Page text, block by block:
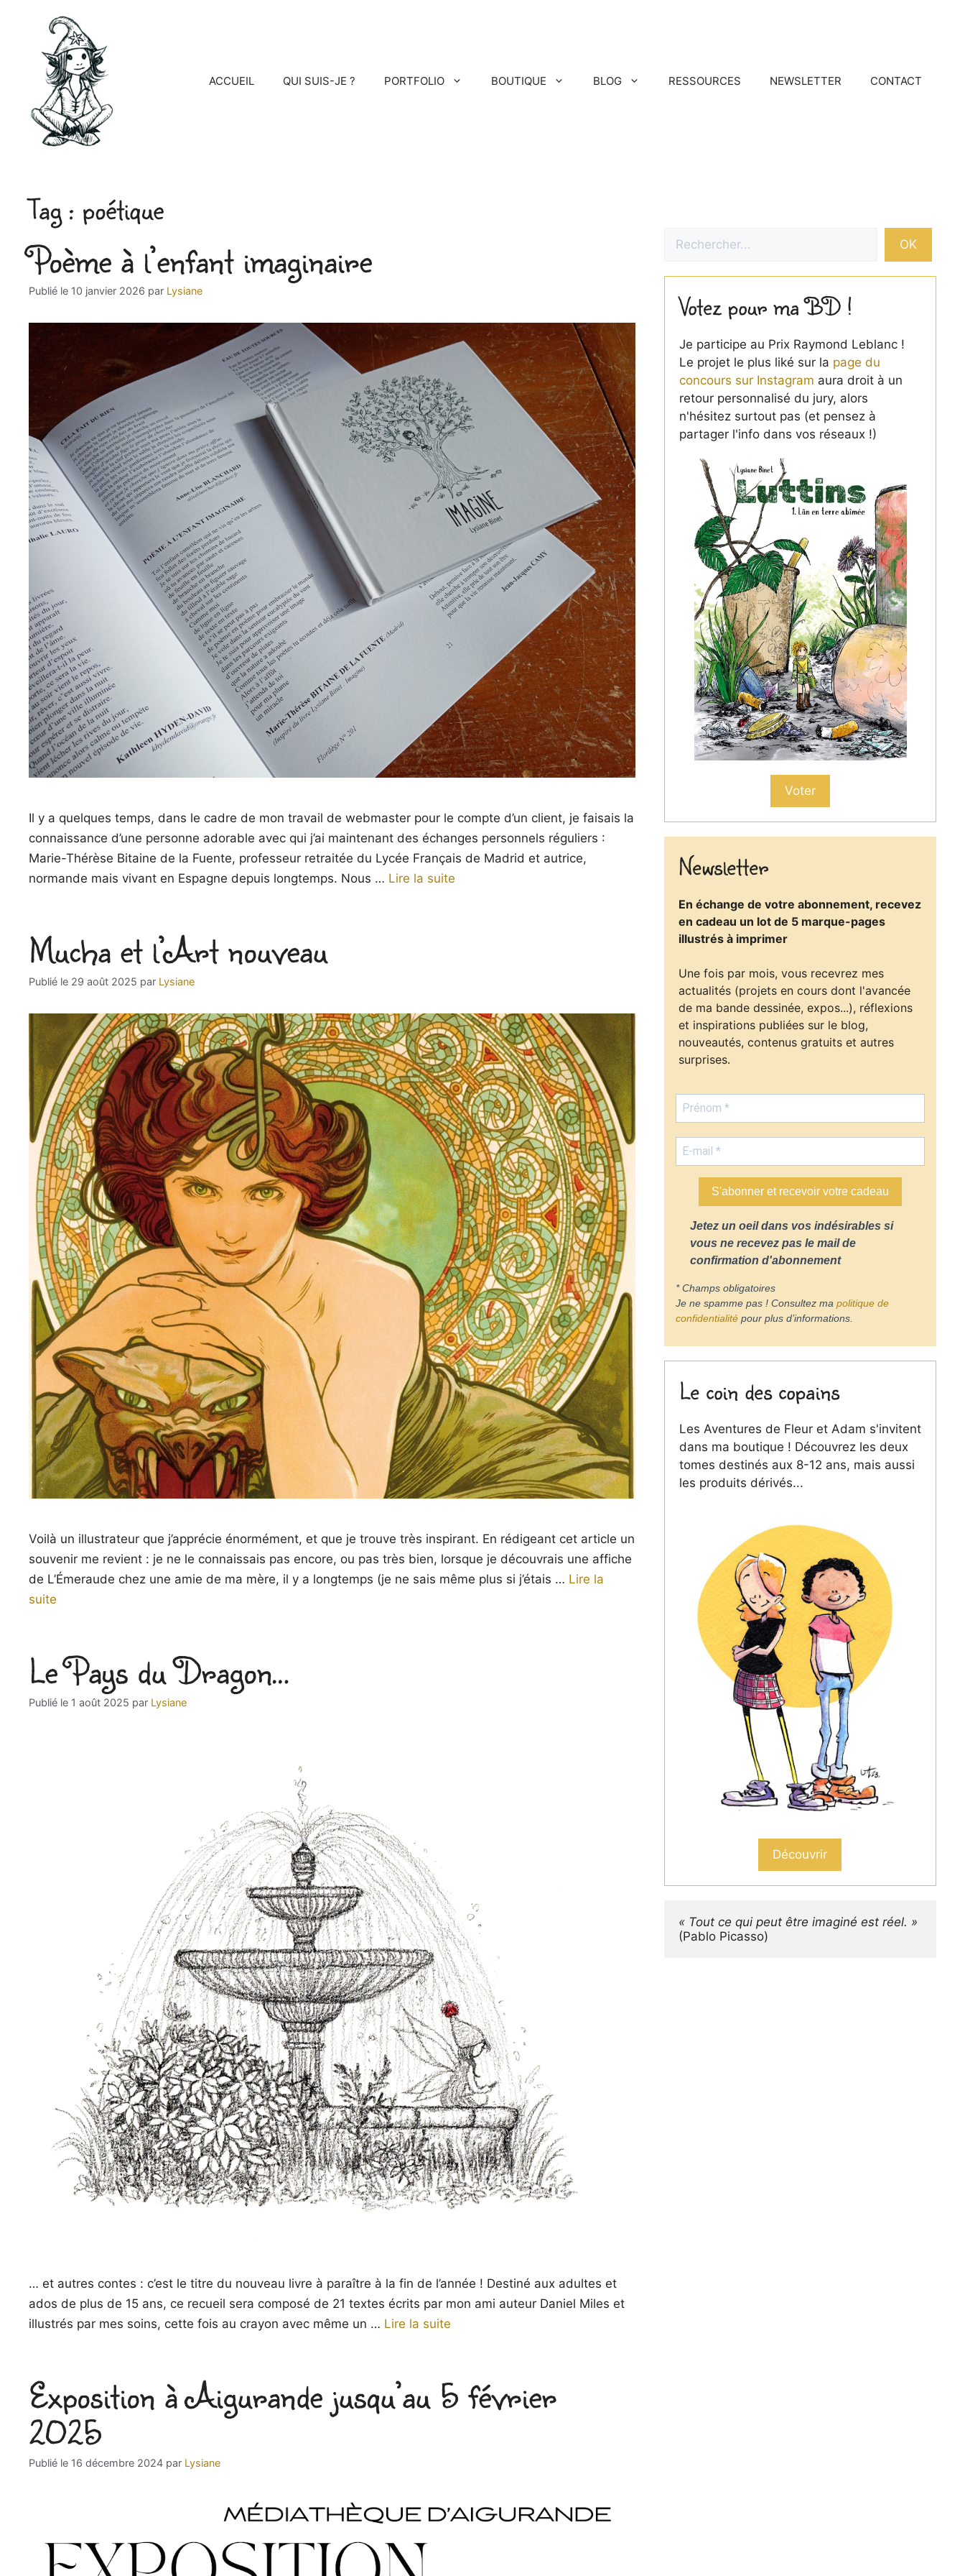
ACCUEIL QUI SUIS-JE ? PORTFOLIO BOUTIQUE BLOG RESSOURCES NEWSLETTER CONTACT
poétique
Poème à l’enfant imaginaire
10 janvier 2026 par Lysiane
Il y a quelques temps, dans le cadre de mon travail de webmaster pour le compte d’un client, je faisais la
connaissance d’une personne adorable avec qui j’ai maintenant des échanges personnels réguliers :
Marie-Thérèse Bitaine de la Fuente, professeur retraitée du Lycée Français de Madrid et autrice,
normande mais vivant en Espagne depuis longtemps. Nous … Lire la suite
Mucha et l’Art nouveau
29 août 2025 par Lysiane
Voilà un illustrateur que j’apprécie énormément, et que je trouve très inspirant. En rédigeant cet article un
souvenir me revient : je ne le connaissais pas encore, ou pas très bien, lorsque je découvrais une affiche
de L’Émeraude chez une amie de ma mère, il y a longtemps (je ne sais même plus si j’étais … Lire la
suite
Le Pays du Dragon…
1 août 2025 par Lysiane
… et autres contes : c’est le titre du nouveau livre à paraître à la fin de l’année ! Destiné aux adultes et
ados de plus de 15 ans, ce recueil sera composé de 21 textes écrits par mon ami auteur Daniel Miles et
illustrés par mes soins, cette fois au crayon avec même un … Lire la suite
Exposition à Aigurande jusqu’au 5 février
2025
16 décembre 2024 par Lysiane
OK
Votez pour ma BD !
Je participe au Prix Raymond Leblanc !
Le projet le plus liké sur la page du
concours sur Instagram aura droit à un
retour personnalisé du jury, alors
n'hésitez surtout pas (et pensez à
partager l'info dans vos réseaux !)
Voter
Newsletter
En échange de votre abonnement, recevez
en cadeau un lot de 5 marque-pages
illustrés à imprimer
Une fois par mois, vous recevrez mes
actualités (projets en cours dont l'avancée
de ma bande dessinée, expos...), réflexions
et inspirations publiées sur le blog,
nouveautés, contenus gratuits et autres
surprises.
S'abonner et recevoir votre cadeau
Jetez un oeil dans vos indésirables si
vous ne recevez pas le mail de
confirmation d'abonnement
* Champs obligatoires
Je ne spamme pas ! Consultez ma politique de
confidentialitépour plus d’informations.
Le coin des copains
Les Aventures de Fleur et Adam s'invitent
dans ma boutique ! Découvrez les deux
tomes destinés aux 8-12 ans, mais aussi
les produits dérivés...
Découvrir
« Tout ce qui peut être imaginé est réel. »
(Pablo Picasso)